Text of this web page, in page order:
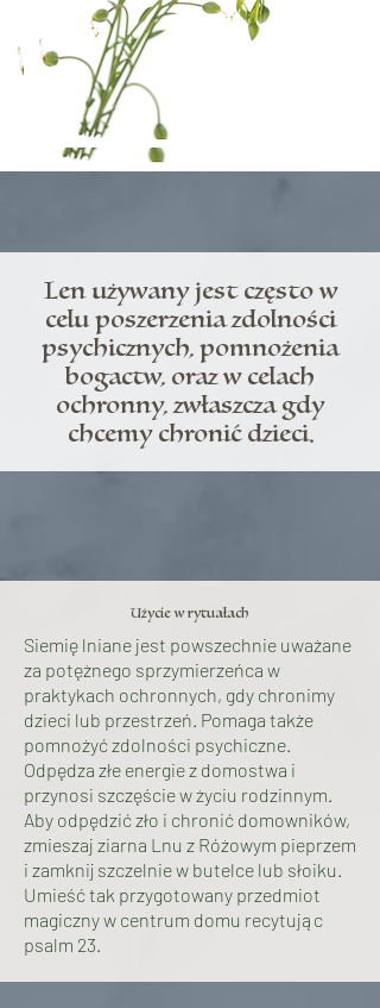
Len używany jest często w
celu poszerzenia zdolności
psychicznych, pomnożenia
bogactw, oraz w celach
ochronny, zwłaszcza gdy
chcemy chronić dzieci.
Użycie w rytuałach
Siemię lniane jest powszechnie uważane
za potężnego sprzymierzeńca w
praktykach ochronnych, gdy chronimy
dzieci lub przestrzeń. Pomaga także
pomnożyć zdolności psychiczne.
Odpędza złe energie z domostwa i
przynosi szczęście w życiu rodzinnym.
Aby odpędzić zło i chronić domowników,
zmieszaj ziarna Lnu z Różowym pieprzem
i zamknij szczelnie w butelce lub słoiku.
Umieść tak przygotowany przedmiot
magiczny w centrum domu recytując
psalm 23.